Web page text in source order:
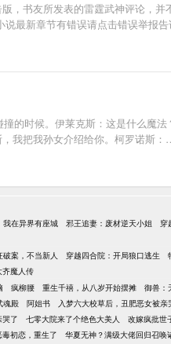
，书友所发表的雷霆武神评论，
最新章节有错误请点击错误举报
的时候。伊莱克斯：这是什么魔
斯，我把我孙女介绍给你。柯
我在异界有座城 邪王追妻：废材逆天小姐 穿
案，不当新人 穿越四合院：开局狼口逃生
齐魔人传
疯柳腰 重生千禧，从八岁开始摆摊 御兽：
魂殿 阿姐书 入梦六大校草后，丑肥恶女被亲
了 七零大院来了个绝色大美人 改嫁疯批世
初恋，重生了 华夏无神？满级大佬回归召唤